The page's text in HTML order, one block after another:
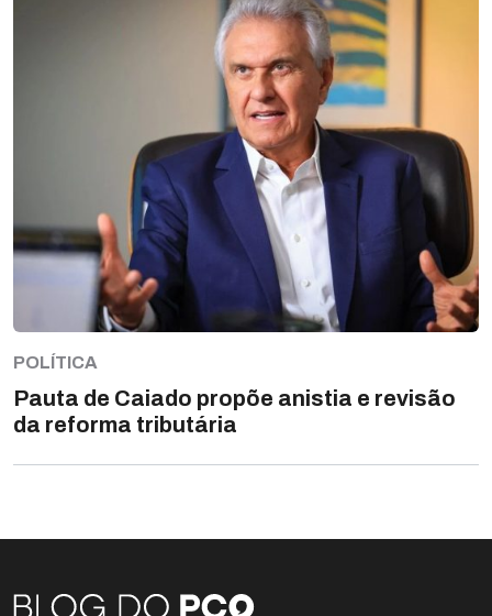
POLÍTICA
Pauta de Caiado propõe anistia e revisão
da reforma tributária